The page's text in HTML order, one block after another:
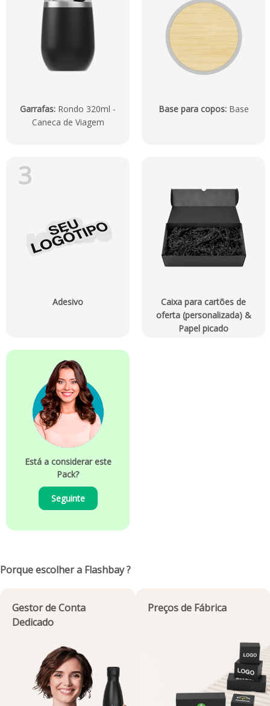
Garrafas: Rondo 320ml -
Caneca de Viagem
Base para copos: Base
3
Adesivo
Caixa para cartões de
oferta (personalizada) &
Papel picado
Está a considerar este
Pack?
Seguinte
Porque escolher a Flashbay ?
Gestor de Conta
Dedicado
Preços de Fábrica